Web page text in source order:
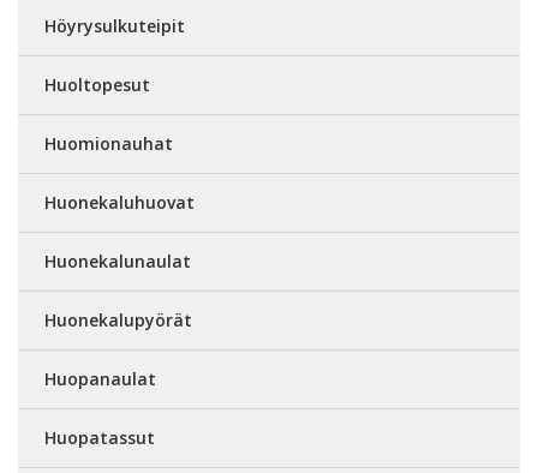
Höyrysulkuteipit
Huoltopesut
Huomionauhat
Huonekaluhuovat
Huonekalunaulat
Huonekalupyörät
Huopanaulat
Huopatassut